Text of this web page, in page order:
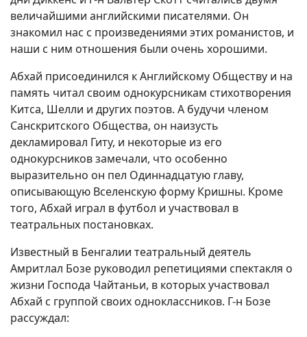
величайшими английскими писателями. Он
знакомил нас с произведениями этих романистов, и
наши с ним отношения были очень хорошими.
Абхай присоединился к Английскому Обществу и на
память читал своим однокурсникам стихотворения
Китса, Шелли и других поэтов. А будучи членом
Санскритского Общества, он наизусть
декламировал Гиту, и некоторые из его
однокурсников замечали, что особенно
выразительно он пел Одиннадцатую главу,
описывающую Вселенскую форму Кришны. Кроме
того, Абхай играл в футбол и участвовал в
театральных постановках.
Известный в Бенгалии театральный деятель
Амритлал Бозе руководил репетициями спектакля о
жизни Господа Чайтаньи, в которых участвовал
Абхай с группой своих одноклассников. Г-н Бозе
рассуждал: